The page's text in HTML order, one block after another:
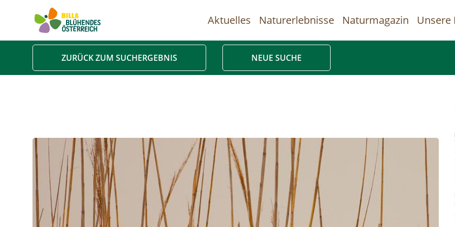
Hauptnavigation
Aktuelles Naturerlebnisse Naturmagazin Unsere
ZURÜCK ZUM SUCHERGEBNIS NEUE SUCHE